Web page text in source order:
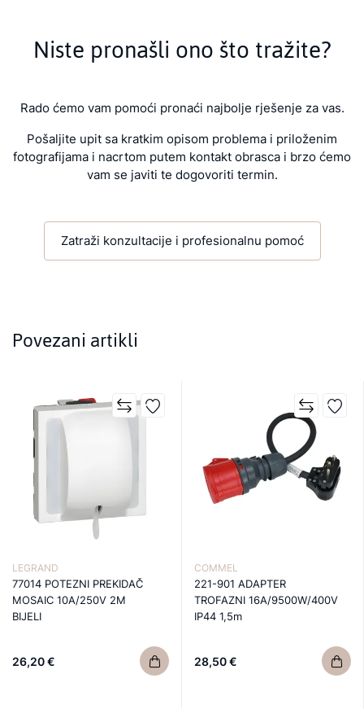
Niste pronašli ono što tražite?
Rado ćemo vam pomoći pronaći najbolje rješenje za vas.
Pošaljite upit sa kratkim opisom problema i priloženim
fotografijama i nacrtom putem kontakt obrasca i brzo ćemo
vam se javiti te dogovoriti termin.
Zatraži konzultacije i profesionalnu pomoć
Povezani artikli
LEGRAND
77014 POTEZNI PREKIDAČ
MOSAIC 10A/250V 2M
BIJELI
26,20 €
COMMEL
221-901 ADAPTER
TROFAZNI 16A/9500W/400V
IP44 1,5m
28,50 €